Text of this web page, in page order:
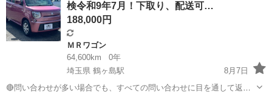
会社による審査...検令和9年7月！下取り、配送可…
188,000円
ＭＲワゴン
64,600km
0年
埼玉県 鶴ヶ島駅
8月7日
🔴問い合わせが多い場合でも、すべての問い合わせに目を通して返信